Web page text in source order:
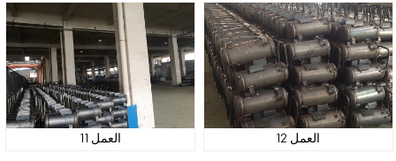
العمل 11 العمل 12